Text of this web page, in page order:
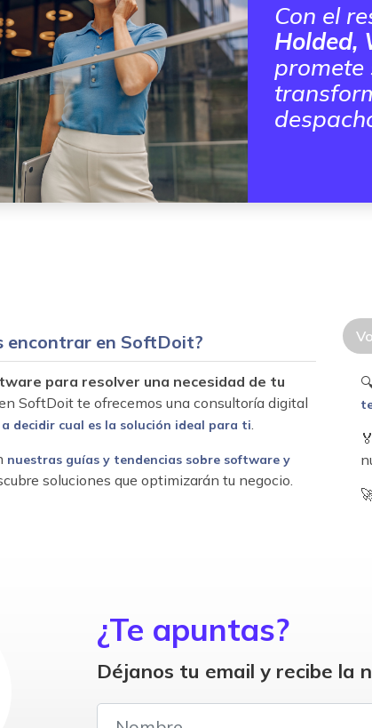
Con el
Holded,
promete
encontrar en SoftDoit?
para resolver una necesidad de tu
SoftDoit te ofrecemos una consultoría digital
decidir cual es la solución ideal para ti.
nuestras guías y tendencias sobre software y
soluciones que optimizarán tu negocio.
¿Te apuntas?
Déjanos tu email y recibe la